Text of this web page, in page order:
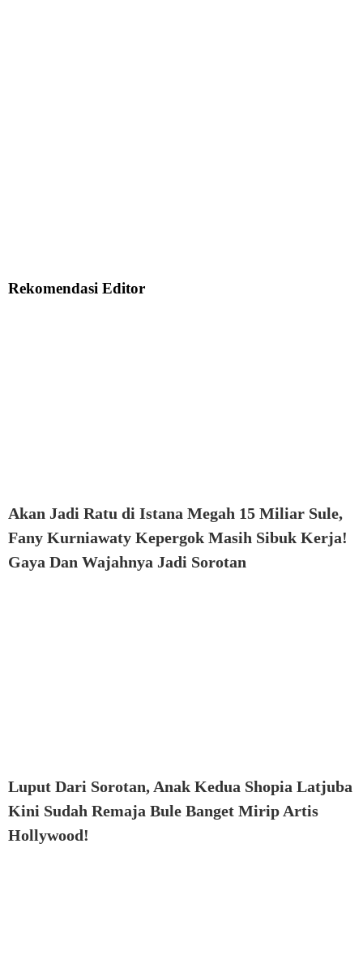
Rekomendasi Editor
Akan Jadi Ratu di Istana Megah 15 Miliar Sule,
Fany Kurniawaty Kepergok Masih Sibuk Kerja!
Gaya Dan Wajahnya Jadi Sorotan
Luput Dari Sorotan, Anak Kedua Shopia Latjuba
Kini Sudah Remaja Bule Banget Mirip Artis
Hollywood!